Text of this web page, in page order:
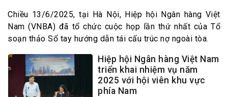
Chiều 13/6/2025, tại Hà Nội, Hiệp hội Ngân hàng Việt
Nam (VNBA) đã tổ chức cuộc họp lần thứ nhất của Tổ
soạn thảo Sổ tay hướng dẫn tái cấu trúc nợ ngoài tòa.
Hiệp hội Ngân hàng Việt Nam
triển khai nhiệm vụ năm
2025 với hội viên khu vực
phía Nam